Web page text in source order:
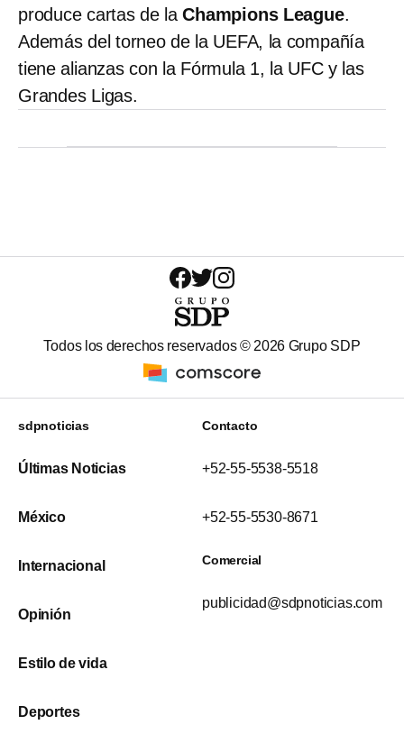
produce cartas de laChampions League.
Además del torneo de la UEFA, la compañía
tiene alianzas con la Fórmula 1, la UFC y las
Grandes Ligas.
Todos los derechos reservados © 2026 Grupo SDP
sdpnoticias
Últimas Noticias
México
Internacional
Opinión
Estilo de vida
Deportes
Contacto
+52-55-5538-5518
+52-55-5530-8671
Comercial
publicidad@sdpnoticias.com